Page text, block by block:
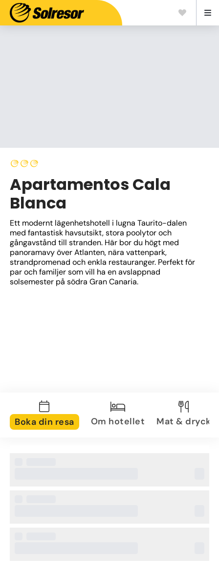
Apartamentos Cala
Blanca
Ett modernt lägenhetshotell i lugna Taurito-dalen
med fantastisk havsutsikt, stora poolytor och
gångavstånd till stranden. Här bor du högt med
panoramavy över Atlanten, nära vattenpark,
strandpromenad och enkla restauranger. Perfekt för
par och familjer som vill ha en avslappnad
solsemester på södra Gran Canaria.
Boka din resa Om hotellet Mat & dryck